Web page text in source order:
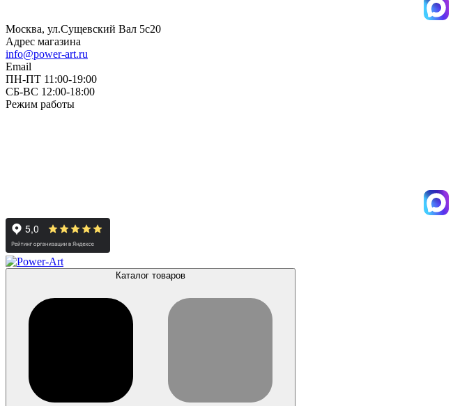
Москва, ул.Сущевский Вал 5с20
Адрес магазина
info@power-art.ru
Email
ПН-ПТ 11:00-19:00
СБ-ВС 12:00-18:00
Режим работы
Каталог товаров